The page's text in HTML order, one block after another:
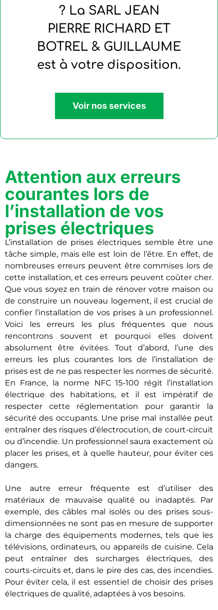
? La SARL JEAN
PIERRE RICHARD ET
BOTREL & GUILLAUME
est à votre disposition.
Voir nos services
Attention aux erreurs
courantes lors de
l’installation de vos
prises électriques
L’installation de prises électriques semble être une
tâche simple, mais elle est loin de l’être. En effet, de
nombreuses erreurs peuvent être commises lors de
cette installation, et ces erreurs peuvent coûter cher.
Que vous soyez en train de rénover votre maison ou
de construire un nouveau logement, il est crucial de
confier l’installation de vos prises à un professionnel.
Voici les erreurs les plus fréquentes que nous
rencontrons souvent et pourquoi elles doivent
absolument être évitées. Tout d’abord, l’une des
erreurs les plus courantes lors de l’installation de
prises est de ne pas respecter les normes de sécurité.
En France, la norme NFC 15-100 régit l’installation
électrique des habitations, et il est impératif de
respecter cette réglementation pour garantir la
sécurité des occupants. Une prise mal installée peut
entraîner des risques d’électrocution, de court-circuit
ou d’incendie. Un professionnel saura exactement où
placer les prises, et à quelle hauteur, pour éviter ces
dangers.
Une autre erreur fréquente est d’utiliser des
matériaux de mauvaise qualité ou inadaptés. Par
exemple, des câbles mal isolés ou des prises sous-
dimensionnées ne sont pas en mesure de supporter
la charge des équipements modernes, tels que les
télévisions, ordinateurs, ou appareils de cuisine. Cela
peut entraîner des surcharges électriques, des
courts-circuits et, dans le pire des cas, des incendies.
Pour éviter cela, il est essentiel de choisir des prises
électriques de qualité, adaptées à vos besoins.